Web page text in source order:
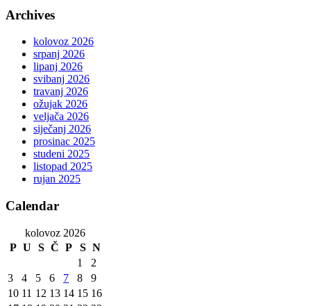
Archives
kolovoz 2026
srpanj 2026
lipanj 2026
svibanj 2026
travanj 2026
ožujak 2026
veljača 2026
siječanj 2026
prosinac 2025
studeni 2025
listopad 2025
rujan 2025
Calendar
kolovoz 2026
P U S Č P S N
1
2
3
4 5 6 7 8
9
10 11 12 13 14 15 16